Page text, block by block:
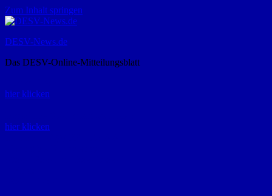
Zum Inhalt springen
DESV-News.de
Das DESV-Online-Mitteilungsblatt
hier klicken
hier klicken